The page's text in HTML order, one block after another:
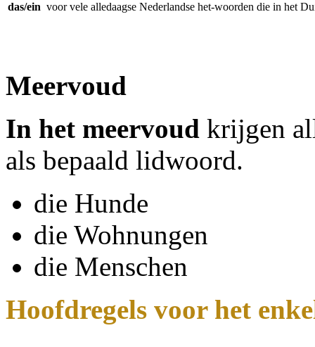
das/ein voor vele alledaagse Nederlandse het-woorden die in het
Meervoud
In het meervoud krijgen
als bepaald lidwoord.
die Hunde
die Wohnungen
die Menschen
Hoofdregels voor het